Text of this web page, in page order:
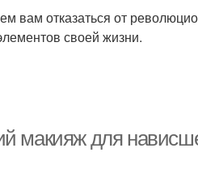
вам отказаться от
своей жизни.
макияж для